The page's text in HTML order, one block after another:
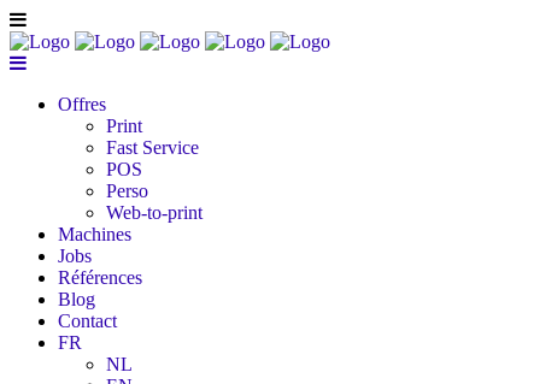
Offres
Print
Fast Service
POS
Perso
Web-to-print
Machines
Jobs
Références
Blog
Contact
FR
NL